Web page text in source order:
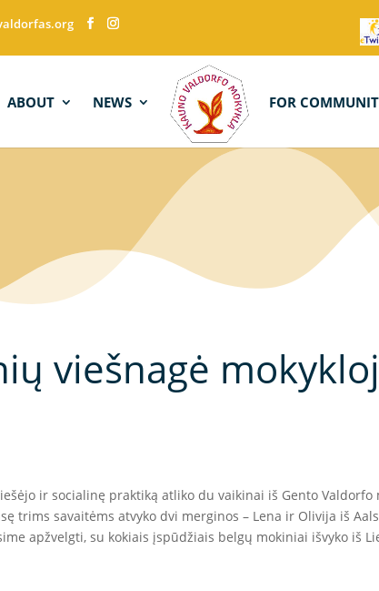
ABOUT NEWS FOR
viešnagė
ir socialinę praktiką atliko du vaikinai iš Gento Valdorfo
trims savaitėms atvyko dvi merginos – Lena ir Olivija iš
apžvelgti, su kokiais įspūdžiais belgų mokiniai išvyko iš